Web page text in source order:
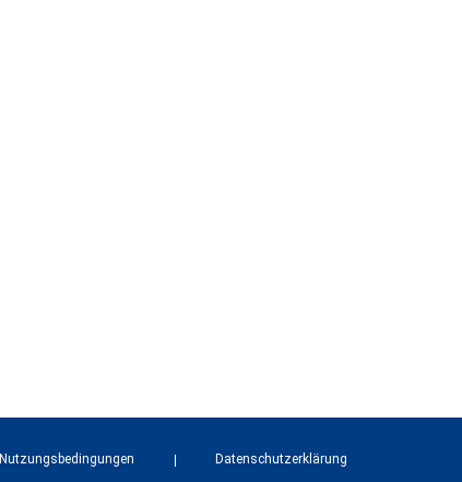
Nutzungsbedingungen Datenschutzerklärung